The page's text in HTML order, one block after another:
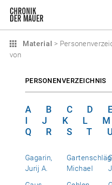
Material >
von
PERSONENVERZEICHNIS
A B C D
I
J K L M
Q
R S T
Gagarin,
Jurij A.
Michael